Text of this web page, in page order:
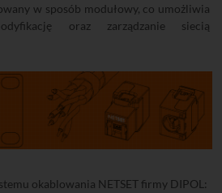
w sposób modułowy, co umożliwia
oraz zarządzanie siecią
okablowania NETSET firmy DIPOL: